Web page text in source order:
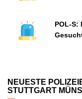
POL-S:
NEUESTE
STUTTGART